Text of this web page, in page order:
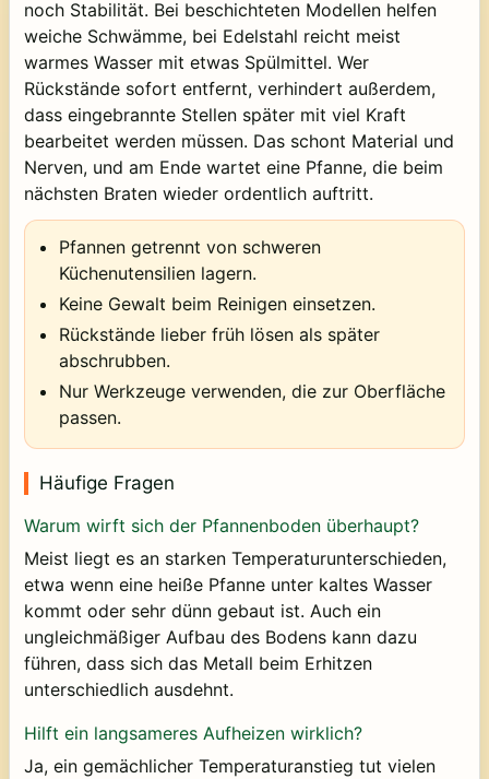
noch Stabilität. Bei beschichteten Modellen helfen
weiche Schwämme, bei Edelstahl reicht meist
warmes Wasser mit etwas Spülmittel. Wer
Rückstände sofort entfernt, verhindert außerdem,
dass eingebrannte Stellen später mit viel Kraft
bearbeitet werden müssen. Das schont Material und
Nerven, und am Ende wartet eine Pfanne, die beim
nächsten Braten wieder ordentlich auftritt.
Pfannen getrennt von schweren
Küchenutensilien lagern.
Keine Gewalt beim Reinigen einsetzen.
Rückstände lieber früh lösen als später
abschrubben.
Nur Werkzeuge verwenden, die zur Oberfläche
passen.
Häufige Fragen
Warum wirft sich der Pfannenboden überhaupt?
Meist liegt es an starken Temperaturunterschieden,
etwa wenn eine heiße Pfanne unter kaltes Wasser
kommt oder sehr dünn gebaut ist. Auch ein
ungleichmäßiger Aufbau des Bodens kann dazu
führen, dass sich das Metall beim Erhitzen
unterschiedlich ausdehnt.
Hilft ein langsameres Aufheizen wirklich?
Ja, ein gemächlicher Temperaturanstieg tut vielen